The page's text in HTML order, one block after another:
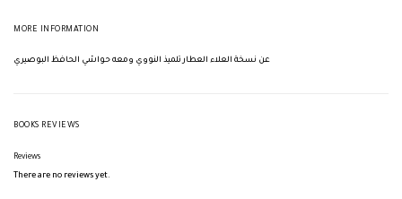
MORE INFORMATION
عن نسخة العلاء العطار تلميذ النووي ومعه حواشي الحافظ البوصيري
BOOKS REVIEWS
Reviews
There are no reviews yet.